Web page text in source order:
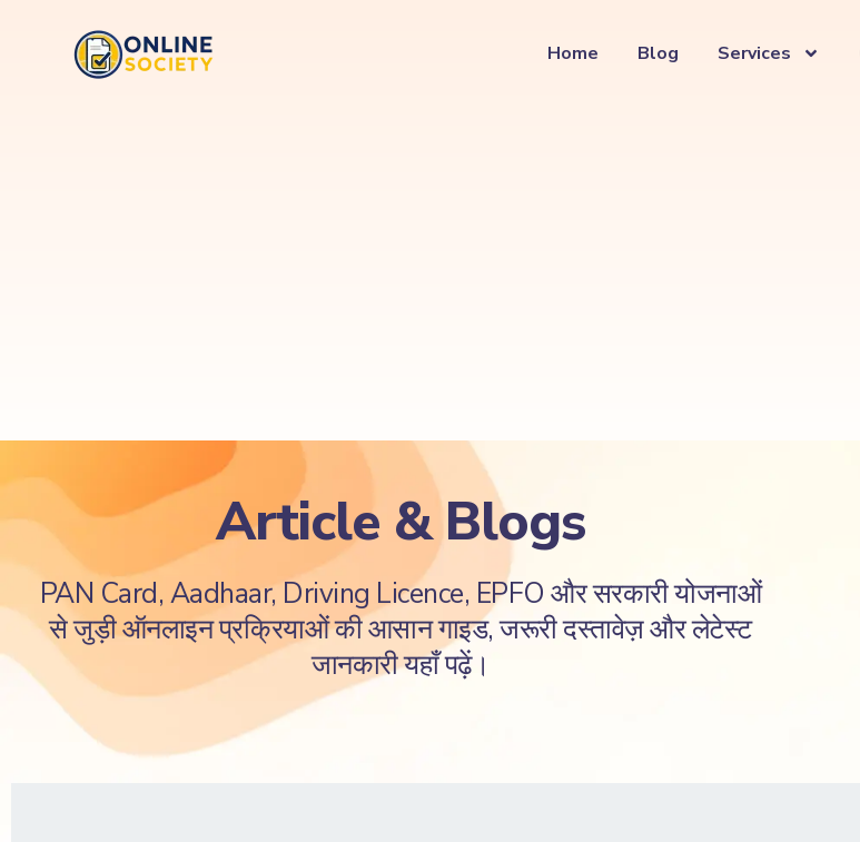
Home Blog Services
Article & Blogs
PAN Card, Aadhaar, Driving Licence, EPFO और सरकारी योजनाओं
से जुड़ी ऑनलाइन प्रक्रियाओं की आसान गाइड, जरूरी दस्तावेज़ और लेटेस्ट
जानकारी यहाँ पढ़ें।